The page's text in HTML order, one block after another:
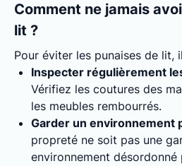
Comment ne jamais
lit ?
Pour éviter les punaises de lit,
Inspecter régulièrement
Vérifiez les coutures des
les meubles rembourrés.
Garder un environnement
propreté ne soit pas une
environnement